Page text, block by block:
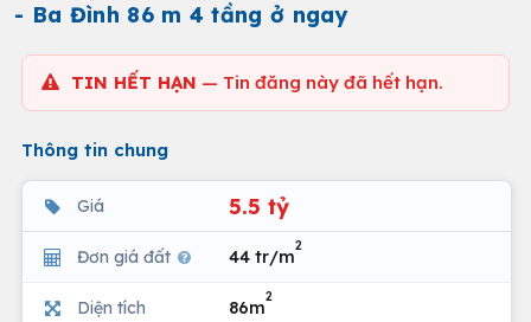
- Ba Đình 86 m 4 tầng ở ngay
TIN HẾT HẠN — Tin đăng này đã hết hạn.
Thông tin chung
Giá 5.5 tỷ
Đơn giá đất 44 tr/m
2
Diện tích 86m
2